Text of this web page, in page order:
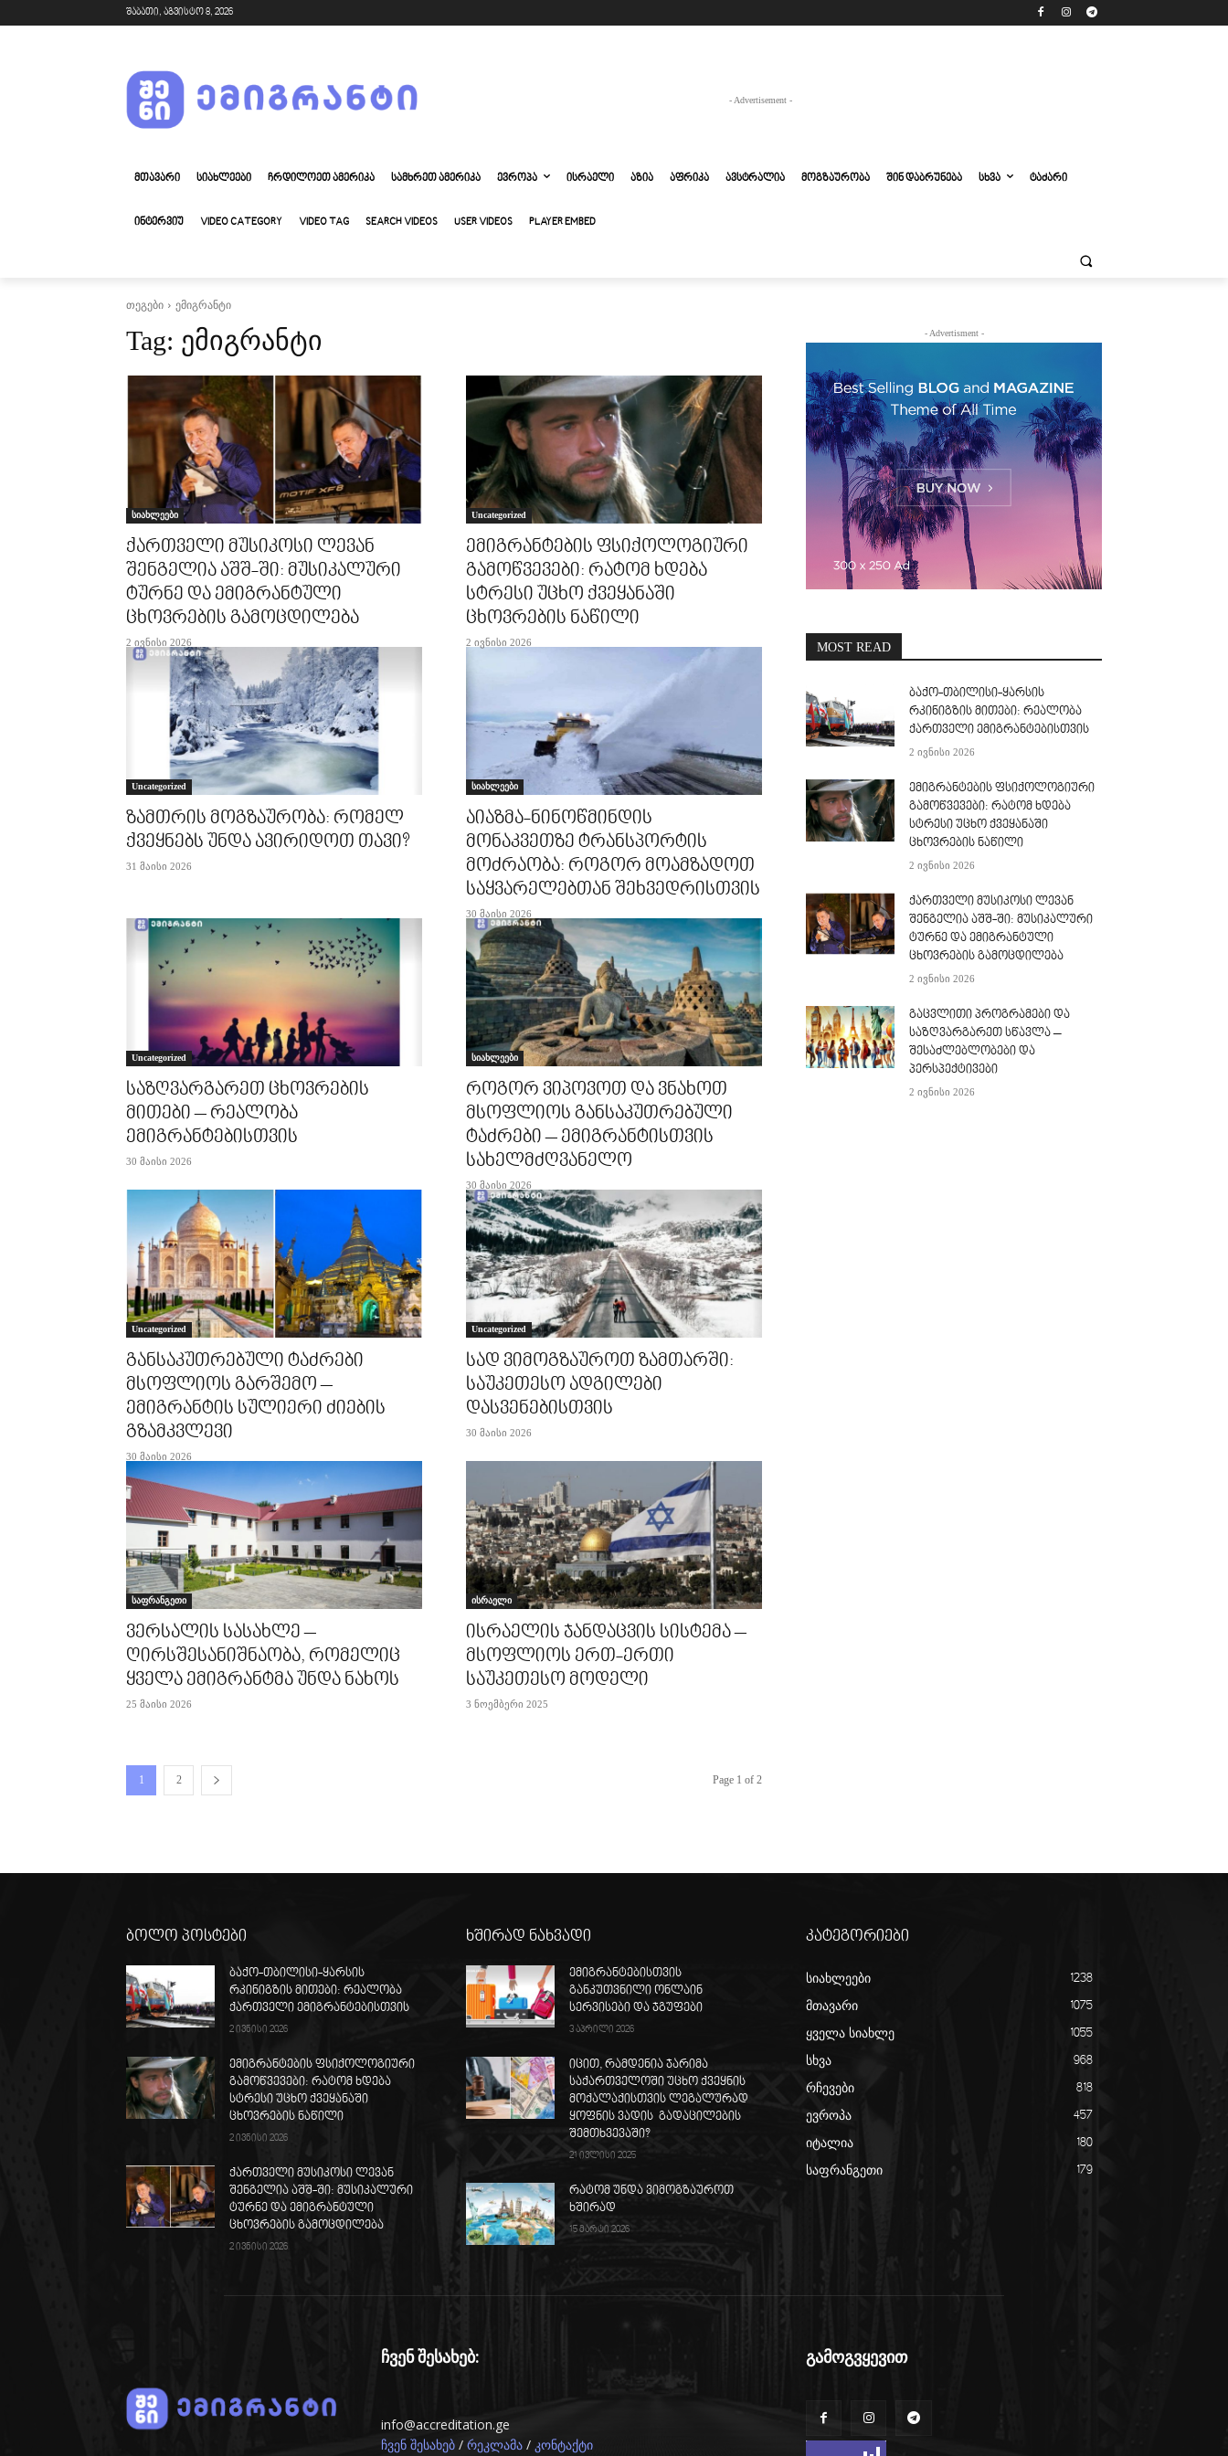
შაბათი, აგვისტო 8, 2026
- Advertisement -
ᲛᲗᲐᲕᲐᲠᲘ ᲡᲘᲐᲮᲚᲔᲔᲑᲘ ᲩᲠᲓᲘᲚᲝᲔᲗ ᲐᲛᲔᲠᲘᲙᲐ ᲡᲐᲛᲮᲠᲔᲗ ᲐᲛᲔᲠᲘᲙᲐ ᲔᲕᲠᲝᲞᲐ ᲘᲡᲠᲐᲔᲚᲘ ᲐᲖᲘᲐ ᲐᲤᲠᲘᲙᲐ ᲐᲕᲡᲢᲠᲐᲚᲘᲐ ᲛᲝᲒᲖᲐᲣᲠᲝᲑᲐ ᲨᲘᲜ ᲓᲐᲑᲠᲣᲜᲔᲑᲐ ᲡᲮᲕᲐ ᲢᲐᲫᲐᲠᲘ
ᲘᲜᲢᲔᲠᲕᲘᲣ VIDEO CATEGORY VIDEO TAG SEARCH VIDEOS USER VIDEOS PLAYER EMBED
თეგები ემიგრანტი
Tag: ემიგრანტი
სიახლეები
ქართველი მუსიკოსი ლევან
შენგელია აშშ-ში: მუსიკალური
ტურნე და ემიგრანტული
ცხოვრების გამოცდილება
2 ივნისი 2026
Uncategorized
ემიგრანტების ფსიქოლოგიური
გამოწვევები: რატომ ხდება
სტრესი უცხო ქვეყანაში
ცხოვრების ნაწილი
2 ივნისი 2026
Uncategorized
ზამთრის მოგზაურობა: რომელ
ქვეყნებს უნდა ავირიდოთ თავი?
31 მაისი 2026
სიახლეები
აიაზმა-ნინოწმინდის
მონაკვეთზე ტრანსპორტის
მოძრაობა: როგორ მოამზადოთ
საყვარელებთან შეხვედრისთვის
30 მაისი 2026
Uncategorized
საზღვარგარეთ ცხოვრების
მითები – რეალობა
ემიგრანტებისთვის
30 მაისი 2026
სიახლეები
როგორ ვიპოვოთ და ვნახოთ
მსოფლიოს განსაკუთრებული
ტაძრები – ემიგრანტისთვის
სახელმძღვანელო
30 მაისი 2026
Uncategorized
განსაკუთრებული ტაძრები
მსოფლიოს გარშემო –
ემიგრანტის სულიერი ძიების
გზამკვლევი
30 მაისი 2026
Uncategorized
სად ვიმოგზაუროთ ზამთარში:
საუკეთესო ადგილები
დასვენებისთვის
30 მაისი 2026
საფრანგეთი
ვერსალის სასახლე –
ღირსშესანიშნაობა, რომელიც
ყველა ემიგრანტმა უნდა ნახოს
25 მაისი 2026
ისრაელი
ისრაელის ჯანდაცვის სისტემა –
მსოფლიოს ერთ-ერთი
საუკეთესო მოდელი
3 ნოემბერი 2025
1 2 Page 1 of 2
- Advertisment -
MOST READ
ბაქო-თბილისი-ყარსის
რკინიგზის მითები: რეალობა
ქართველი ემიგრანტებისთვის
2 ივნისი 2026
ემიგრანტების ფსიქოლოგიური
გამოწვევები: რატომ ხდება
სტრესი უცხო ქვეყანაში
ცხოვრების ნაწილი
2 ივნისი 2026
ქართველი მუსიკოსი ლევან
შენგელია აშშ-ში: მუსიკალური
ტურნე და ემიგრანტული
ცხოვრების გამოცდილება
2 ივნისი 2026
გაცვლითი პროგრამები და
საზღვარგარეთ სწავლა –
შესაძლებლობები და
პერსპექტივები
2 ივნისი 2026
ბოლო პოსტები
ბაქო-თბილისი-ყარსის
რკინიგზის მითები: რეალობა
ქართველი ემიგრანტებისთვის
2 ივნისი 2026
ემიგრანტების ფსიქოლოგიური
გამოწვევები: რატომ ხდება
სტრესი უცხო ქვეყანაში
ცხოვრების ნაწილი
2 ივნისი 2026
ქართველი მუსიკოსი ლევან
შენგელია აშშ-ში: მუსიკალური
ტურნე და ემიგრანტული
ცხოვრების გამოცდილება
2 ივნისი 2026
ხშირად ნახვადი
ემიგრანტებისთვის
განკუთვნილი ონლაინ
სერვისები და ჯგუფები
3 აპრილი 2026
იცით, რამდენია ჯარიმა
საქართველოში უცხო ქვეყნის
მოქალაქისთვის ლეგალურად
ყოფნის ვადის გადაცილების
შემთხვევაში?
21 ივლისი 2025
რატომ უნდა ვიმოგზაუროთ
ხშირად
15 მარტი 2026
კატეგორიები
სიახლეები 1238
მთავარი 1075
ყველა სიახლე 1055
სხვა 968
რჩევები 818
ევროპა 457
იტალია 180
საფრანგეთი 179
ჩვენ შესახებ:
info@accreditation.ge
ჩვენ შესახებ / რეკლამა / კონტაქტი
გამოგვყევით